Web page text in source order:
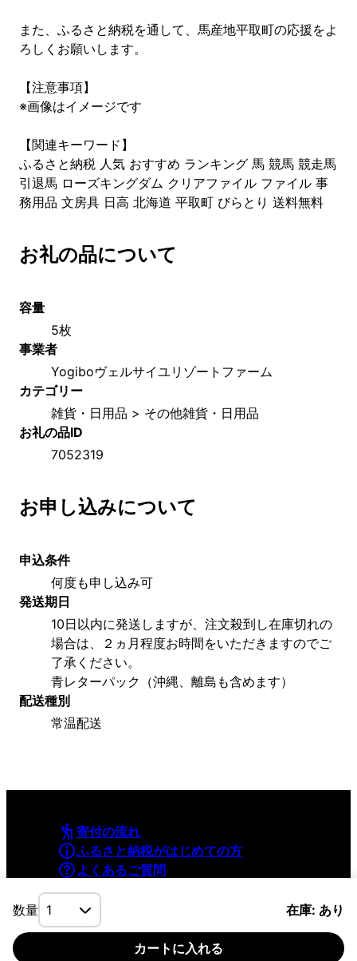
数量 在庫: あり
カートに入れる
また、ふるさと納税を通して、馬産地平取町の応援をよ
ろしくお願いします。
【注意事項】
※画像はイメージです
【関連キーワード】
ふるさと納税 人気 おすすめ ランキング 馬 競馬 競走馬
引退馬 ローズキングダム クリアファイル ファイル 事
務用品 文房具 日高 北海道 平取町 びらとり 送料無料
お礼の品について
容量
5枚
事業者
Yogiboヴェルサイユリゾートファーム
カテゴリー
雑貨・日用品 > その他雑貨・日用品
お礼の品ID
7052319
お申し込みについて
申込条件
何度も申し込み可
発送期日
10日以内に発送しますが、注文殺到し在庫切れの
場合は、２ヵ月程度お時間をいただきますのでご
了承ください。
青レターパック（沖縄、離島も含めます）
配送種別
常温配送
寄付の流れ
ふるさと納税がはじめての方
よくあるご質問
利用規約
プライバシーポリシー
©YAMAPInc. ALL RIGHTS RESERVED.